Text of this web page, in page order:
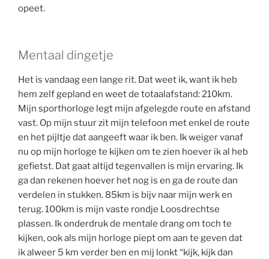
opeet.
Mentaal dingetje
Het is vandaag een lange rit. Dat weet ik, want ik heb
hem zelf gepland en weet de totaalafstand: 210km.
Mijn sporthorloge legt mijn afgelegde route en afstand
vast. Op mijn stuur zit mijn telefoon met enkel de route
en het pijltje dat aangeeft waar ik ben. Ik weiger vanaf
nu op mijn horloge te kijken om te zien hoever ik al heb
gefietst. Dat gaat altijd tegenvallen is mijn ervaring. Ik
ga dan rekenen hoever het nog is en ga de route dan
verdelen in stukken. 85km is bijv naar mijn werk en
terug. 100km is mijn vaste rondje Loosdrechtse
plassen. Ik onderdruk de mentale drang om toch te
kijken, ook als mijn horloge piept om aan te geven dat
ik alweer 5 km verder ben en mij lonkt “kijk, kijk dan